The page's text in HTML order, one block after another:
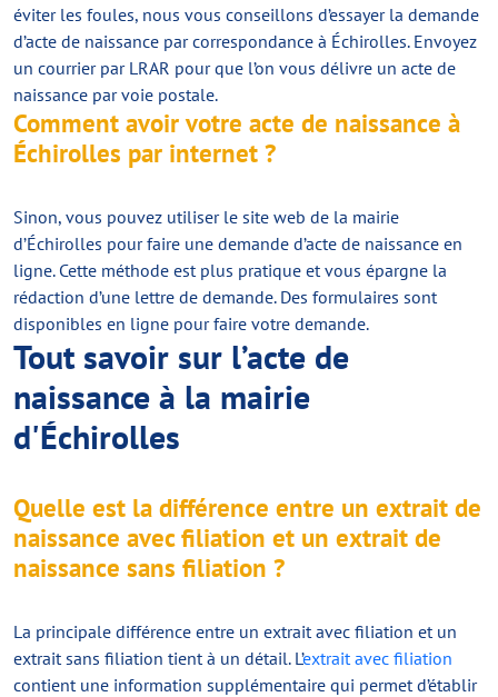
éviter les foules, nous vous conseillons d’essayer la demande
d’acte de naissance par correspondance à Échirolles. Envoyez
un courrier par LRAR pour que l’on vous délivre un acte de
naissance par voie postale.
Comment avoir votre acte de naissance à
Échirolles par internet ?
Sinon, vous pouvez utiliser le site web de la mairie
d’Échirolles pour faire une demande d’acte de naissance en
ligne. Cette méthode est plus pratique et vous épargne la
rédaction d’une lettre de demande. Des formulaires sont
disponibles en ligne pour faire votre demande.
Tout savoir sur l’acte de
naissance à la mairie
d'Échirolles
Quelle est la différence entre un extrait de
naissance avec filiation et un extrait de
naissance sans filiation ?
La principale différence entre un extrait avec filiation et un
extrait sans filiation tient à un détail. L’extrait avec filiation
contient une information supplémentaire qui permet d’établir